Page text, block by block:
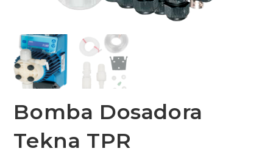
Bomba Dosadora
Tekna TPR